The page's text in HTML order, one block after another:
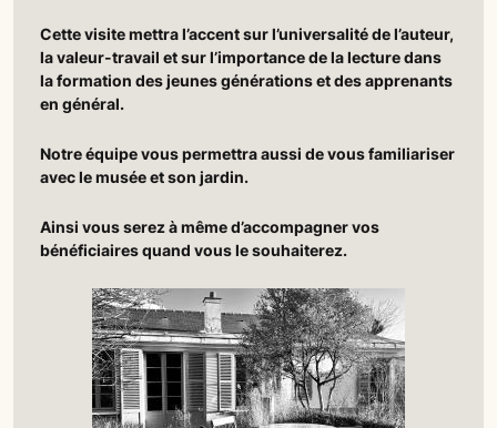
Cette visite mettra l’accent sur l’universalité de l’auteur,
la valeur-travail et sur l’importance de la lecture dans
la formation des jeunes générations et des apprenants
en général.
Notre équipe vous permettra aussi de vous familiariser
avec le musée et son jardin.
Ainsi vous serez à même d’accompagner vos
bénéficiaires quand vous le souhaiterez.